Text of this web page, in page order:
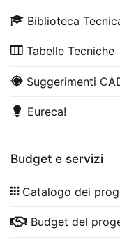
Biblioteca
Tabelle Tecniche
Suggerimenti
Eureca!
Budget e servizi
Catalogo dei
Budget del